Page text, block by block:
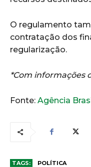
O regulamento
contratação dos
regularização.
*Com informações
Fonte: Agência
TAGS: POLÍTICA